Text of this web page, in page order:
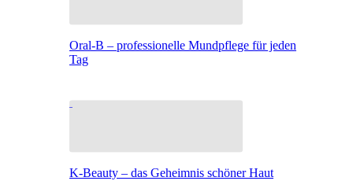
Oral-B – professionelle Mundpflege für jeden
Tag
K-Beauty – das Geheimnis schöner Haut